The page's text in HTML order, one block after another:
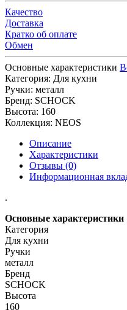
Качество
Доставка
Кратко об оплате
Обмен
Основные характеристики
Категория: Для кухни
Ручки: металл
Бренд: SCHOCK
Высота: 160
Коллекция: NEOS
Описание
Характеристики
Отзывы (0)
Информационная
.
Основные характеристики
Категория
Для кухни
Ручки
металл
Бренд
SCHOCK
Высота
160